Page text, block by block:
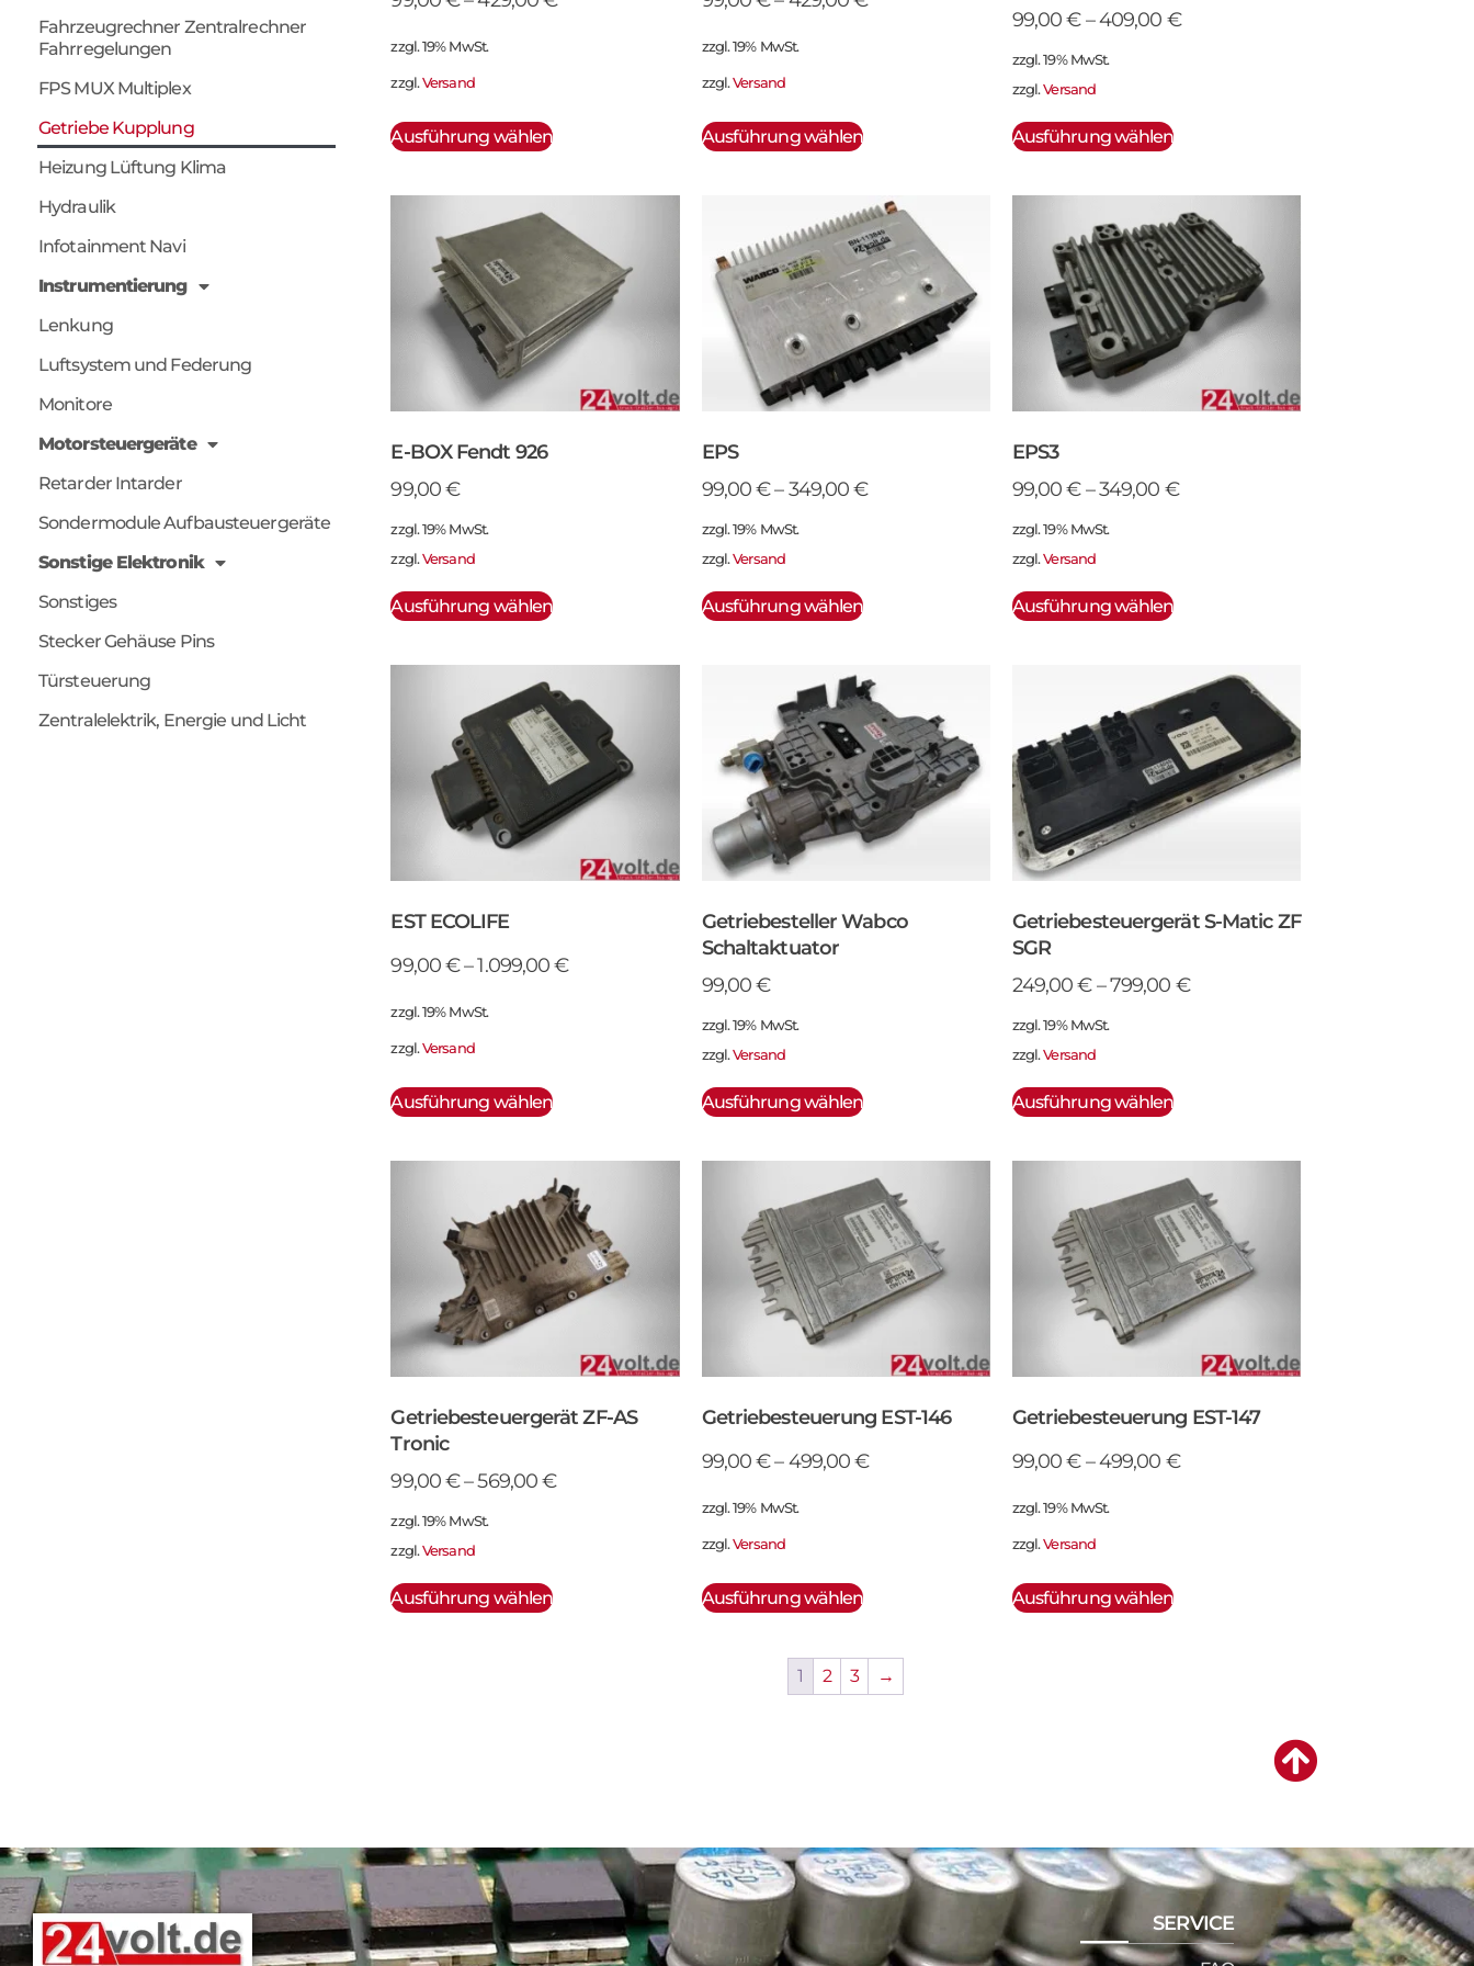
Fahrzeugrechner Zentralrechner
Fahrregelungen
FPS MUX Multiplex
Getriebe Kupplung
Heizung Lüftung Klima
Hydraulik
Infotainment Navi
Instrumentierung
Lenkung
Luftsystem und Federung
Monitore
Motorsteuergeräte
Retarder Intarder
Sondermodule Aufbausteuergeräte
Sonstige Elektronik
Sonstiges
Stecker Gehäuse Pins
Türsteuerung
Zentralelektrik, Energie und Licht
zzgl. 19% MwSt.
zzgl.Versand
Ausführung wählen
zzgl. 19% MwSt.
zzgl.Versand
Ausführung wählen
99,00€ –409,00 €
zzgl. 19% MwSt.
zzgl.Versand
Ausführung wählen
E-BOX Fendt 926
99,00€
zzgl. 19% MwSt.
zzgl.Versand
Ausführung wählen
EPS
99,00€–349,00€
zzgl. 19% MwSt.
zzgl.Versand
Ausführung wählen
EPS3
99,00€ –349,00 €
zzgl. 19% MwSt.
zzgl.Versand
Ausführung wählen
EST ECOLIFE
99,00€–1.099,00€
zzgl. 19% MwSt.
zzgl.Versand
Ausführung wählen
Getriebesteller Wabco
Schaltaktuator
99,00€
zzgl. 19% MwSt.
zzgl.Versand
Ausführung wählen
Getriebesteuergerät S-Matic ZF
SGR
249,00€ –799,00 €
zzgl. 19% MwSt.
zzgl.Versand
Ausführung wählen
Getriebesteuergerät ZF-AS
Tronic
99,00€–569,00€
zzgl. 19% MwSt.
zzgl.Versand
Ausführung wählen
Getriebesteuerung EST-146
99,00€–499,00€
zzgl. 19% MwSt.
zzgl.Versand
Ausführung wählen
Getriebesteuerung EST-147
99,00€ –499,00 €
zzgl. 19% MwSt.
zzgl.Versand
Ausführung wählen
1 2 3 →
SERVICE